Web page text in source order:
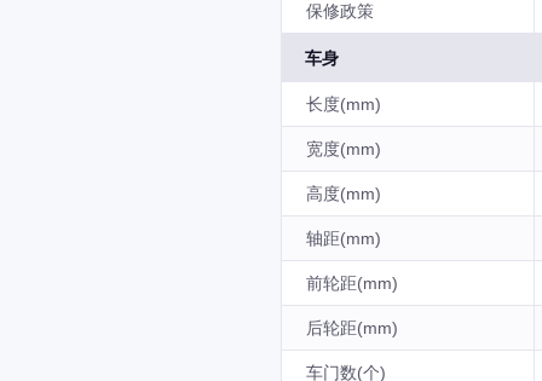
保修政策
车身
长度(mm)
宽度(mm)
高度(mm)
轴距(mm)
前轮距(mm)
后轮距(mm)
车门数(个)